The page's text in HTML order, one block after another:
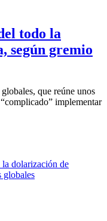
todo la
según gremio
que reúne unos
implementar